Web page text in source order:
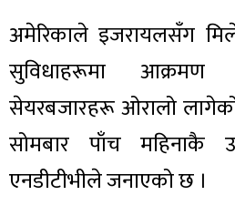
अमेरिकाले इजरायलसँग
सुविधाहरूमा आक्रमण
सेयरबजारहरू ओरालो
सोमबार पाँच महिनाकै
एनडीटीभीले जनाएको छ ।